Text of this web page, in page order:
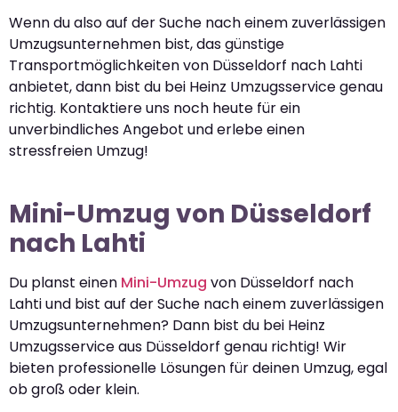
Wenn du also auf der Suche nach einem zuverlässigen
Umzugsunternehmen bist, das günstige
Transportmöglichkeiten von Düsseldorf nach Lahti
anbietet, dann bist du bei Heinz Umzugsservice genau
richtig. Kontaktiere uns noch heute für ein
unverbindliches Angebot und erlebe einen
stressfreien Umzug!
Mini-Umzug von Düsseldorf
nach Lahti
Du planst einen Mini-Umzug von Düsseldorf nach
Lahti und bist auf der Suche nach einem zuverlässigen
Umzugsunternehmen? Dann bist du bei Heinz
Umzugsservice aus Düsseldorf genau richtig! Wir
bieten professionelle Lösungen für deinen Umzug, egal
ob groß oder klein.